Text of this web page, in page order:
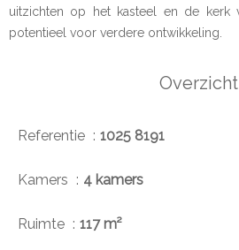
uitzichten op het kasteel en de kerk
potentieel voor verdere ontwikkeling.
Overzicht
Referentie 1025 8191
Kamers 4 kamers
Ruimte 117 m²